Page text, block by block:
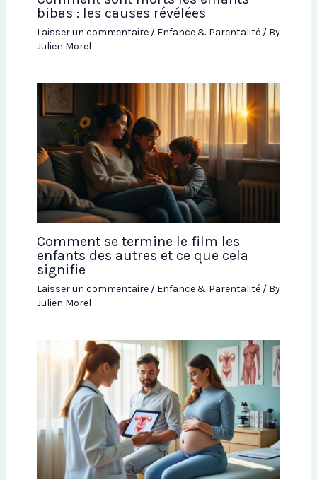
bibas : les causes révélées
Laisser un commentaire / Enfance & Parentalité/ By
Julien Morel
Comment se termine le film les
enfants des autres et ce que cela
signifie
Laisser un commentaire / Enfance & Parentalité/ By
Julien Morel